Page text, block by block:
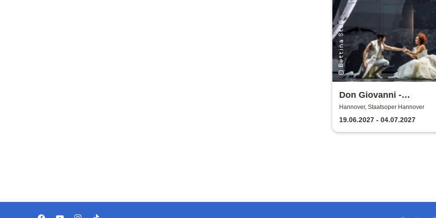
Don Giovanni -
Niedersächsische
Staatstheater
Hannover, Staatsoper Hannover
19.06.2027 - 04.07.2027